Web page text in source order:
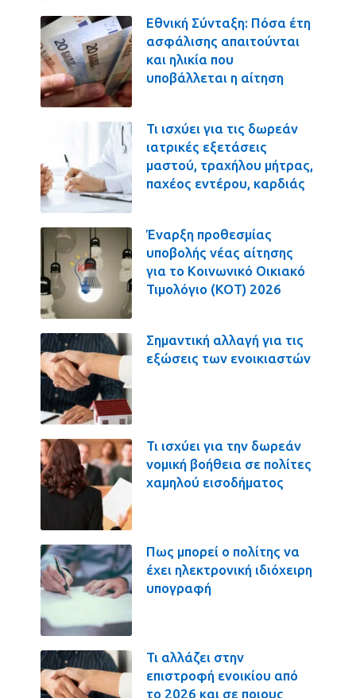
Εθνική Σύνταξη: Πόσα έτη
ασφάλισης απαιτούνται
και ηλικία που
υποβάλλεται η αίτηση
Τι ισχύει για τις δωρεάν
ιατρικές εξετάσεις
μαστού, τραχήλου μήτρας,
παχέος εντέρου, καρδιάς
Έναρξη προθεσμίας
υποβολής νέας αίτησης
για το Κοινωνικό Οικιακό
Τιμολόγιο (ΚΟΤ) 2026
Σημαντική αλλαγή για τις
εξώσεις των ενοικιαστών
Τι ισχύει για την δωρεάν
νομική βοήθεια σε πολίτες
χαμηλού εισοδήματος
Πως μπορεί ο πολίτης να
έχει ηλεκτρονική ιδιόχειρη
υπογραφή
Τι αλλάζει στην
επιστροφή ενοικίου από
το 2026 και σε ποιους